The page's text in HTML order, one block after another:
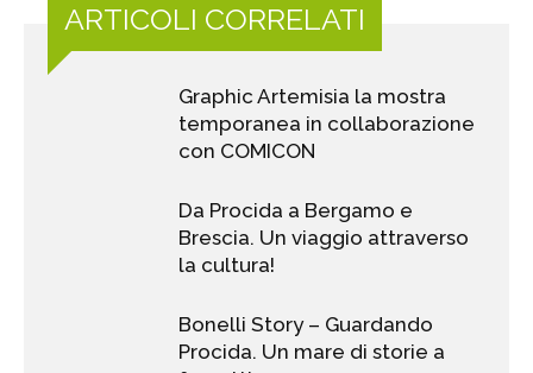
ARTICOLI CORRELATI
Graphic Artemisia la mostra
temporanea in collaborazione
con COMICON
Da Procida a Bergamo e
Brescia. Un viaggio attraverso
la cultura!
Bonelli Story – Guardando
Procida. Un mare di storie a